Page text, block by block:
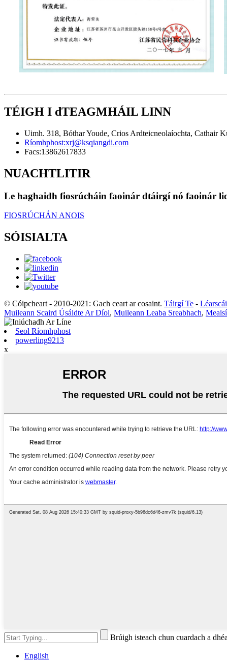
TÉIGH I dTEAGMHÁIL LINN
Uimh. 318, Bóthar Youde, Crios Ardteicneolaíochta, Cathair
Ríomhphost:xrj@ksqiangdi.com
Facs:13862617833
NUACHTLITIR
Le haghaidh fiosrúcháin faoinár dtáirgí nó faoinár
FIOSRÚCHÁN ANOIS
SÓISIALTA
© Cóipcheart - 2010-2021: Gach ceart ar cosaint. Táirgí Te -
Muileann Scaird Úsáidte Ar Díol, Muileann Leaba Sreabhach,
Seol Ríomhphost
powerling9213
x
Brúigh isteach chun cuardach a
English